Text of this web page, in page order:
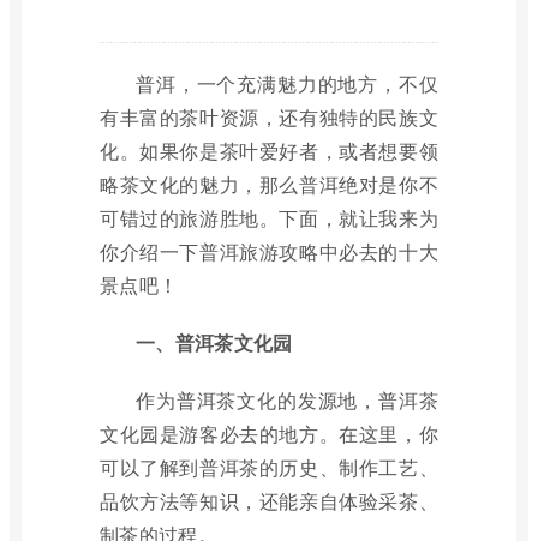
普洱，一个充满魅力的地方，不仅
有丰富的茶叶资源，还有独特的民族文
化。如果你是茶叶爱好者，或者想要领
略茶文化的魅力，那么普洱绝对是你不
可错过的旅游胜地。下面，就让我来为
你介绍一下普洱旅游攻略中必去的十大
景点吧！
一、普洱茶文化园
作为普洱茶文化的发源地，普洱茶
文化园是游客必去的地方。在这里，你
可以了解到普洱茶的历史、制作工艺、
品饮方法等知识，还能亲自体验采茶、
制茶的过程。